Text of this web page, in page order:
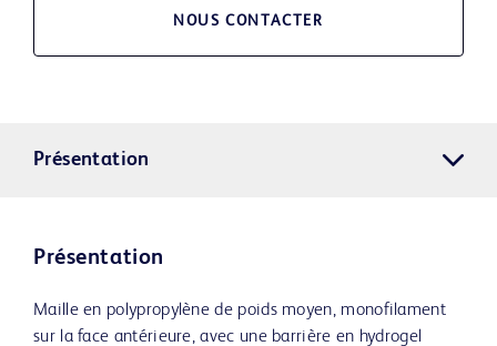
NOUS CONTACTER
Présentation
Présentation
Maille en polypropylène de poids moyen, monofilament
sur la face antérieure, avec une barrière en hydrogel